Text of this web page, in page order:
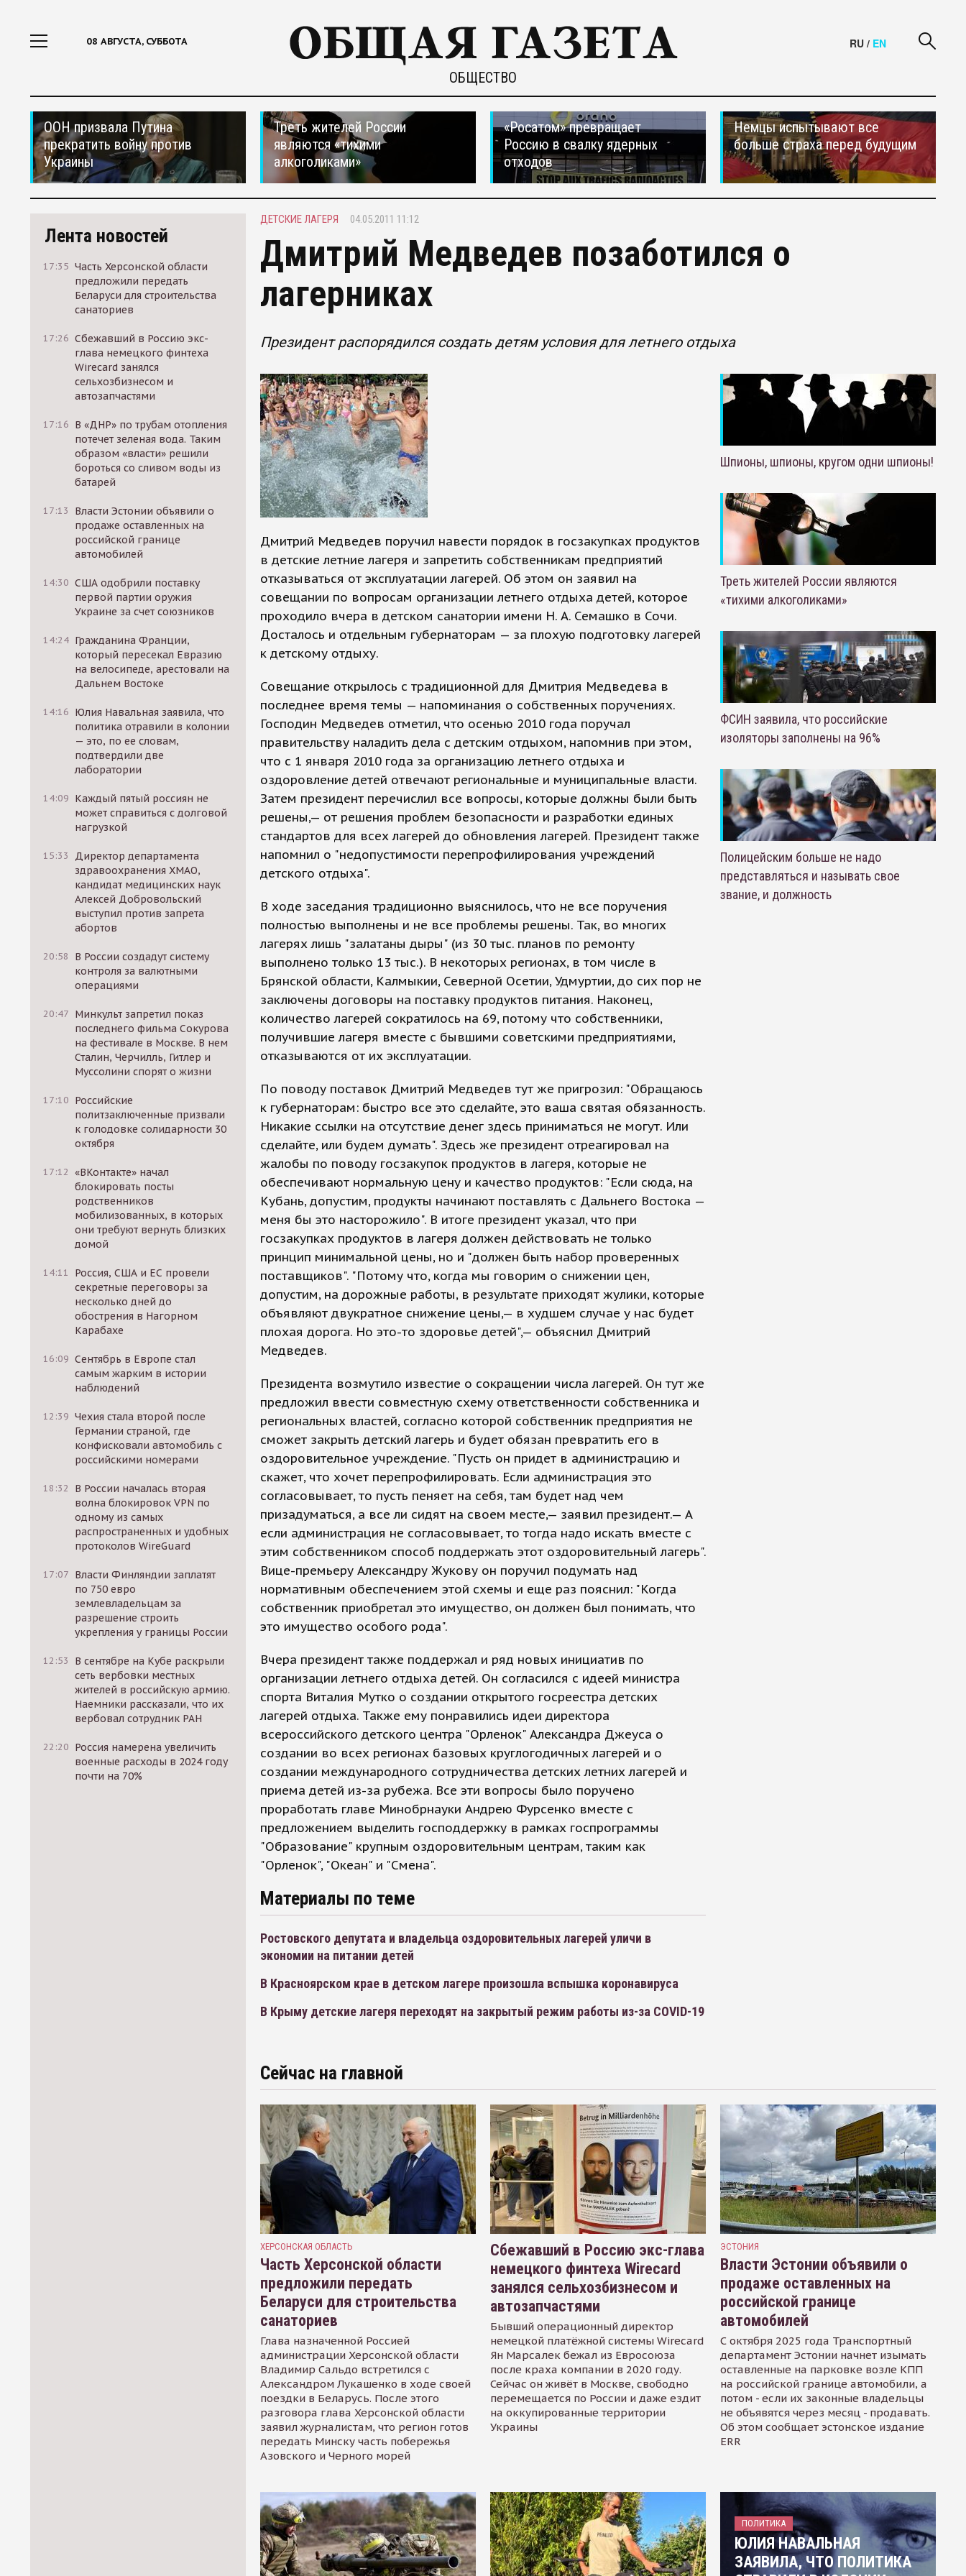
08 АВГУСТА, СУББОТА
ОБЩЕСТВО
RU / EN
ООН призвала Путина
прекратить войну против
Украины
Треть жителей России
являются «тихими
алкоголиками»
«Росатом» превращает
Россию в свалку ядерных
отходов
Немцы испытывают все
больше страха перед будущим
Лента новостей
17:35 Часть Херсонской области
предложили передать
Беларуси для строительства
санаториев
17:26 Сбежавший в Россию экс-
глава немецкого финтеха
Wirecard занялся
сельхозбизнесом и
автозапчастями
17:16 В «ДНР» по трубам отопления
потечет зеленая вода. Таким
образом «власти» решили
бороться со сливом воды из
батарей
17:13
Власти Эстонии объявили о
продаже оставленных на
российской границе
автомобилей
14:30 США одобрили поставку
первой партии оружия
Украине за счет союзников
14:24 Гражданина Франции,
который пересекал Евразию
на велосипеде, арестовали на
Дальнем Востоке
14:16 Юлия Навальная заявила, что
политика отравили в колонии
— это, по ее словам,
подтвердили две
лаборатории
14:09 Каждый пятый россиян не
может справиться с долговой
нагрузкой
15:33
Директор департамента
здравоохранения ХМАО,
кандидат медицинских наук
Алексей Добровольский
выступил против запрета
абортов
20:58
В России создадут систему
контроля за валютными
операциями
20:47 Минкульт запретил показ
последнего фильма Сокурова
на фестивале в Москве. В нем
Сталин, Черчилль, Гитлер и
Муссолини спорят о жизни
17:10 Российские
политзаключенные призвали
к голодовке солидарности 30
октября
17:12 «ВКонтакте» начал
блокировать посты
родственников
мобилизованных, в которых
они требуют вернуть близких
домой
14:11
Россия, США и ЕС провели
секретные переговоры за
несколько дней до
обострения в Нагорном
Карабахе
16:09 Сентябрь в Европе стал
самым жарким в истории
наблюдений
12:39 Чехия стала второй после
Германии страной, где
конфисковали автомобиль с
российскими номерами
18:32
В России началась вторая
волна блокировок VPN по
одному из самых
распространенных и удобных
протоколов WireGuard
17:07 Власти Финляндии заплатят
по 750 евро
землевладельцам за
разрешение строить
укрепления у границы России
12:53
В сентябре на Кубе раскрыли
сеть вербовки местных
жителей в российскую армию.
Наемники рассказали, что их
вербовал сотрудник РАН
22:20 Россия намерена увеличить
военные расходы в 2024 году
почти на 70%
ДЕТСКИЕ ЛАГЕРЯ 04.05.2011 11:12
Дмитрий Медведев позаботился о
лагерниках
Президент распорядился создать детям условия для летнего отдыха
Дмитрий Медведев поручил навести порядок в госзакупках продуктов
в детские летние лагеря и запретить собственникам предприятий
отказываться от эксплуатации лагерей. Об этом он заявил на
совещании по вопросам организации летнего отдыха детей, которое
проходило вчера в детском санатории имени Н. А. Семашко в Сочи.
Досталось и отдельным губернаторам — за плохую подготовку лагерей
к детскому отдыху.
Совещание открылось с традиционной для Дмитрия Медведева в
последнее время темы — напоминания о собственных поручениях.
Господин Медведев отметил, что осенью 2010 года поручал
правительству наладить дела с детским отдыхом, напомнив при этом,
что с 1 января 2010 года за организацию летнего отдыха и
оздоровление детей отвечают региональные и муниципальные власти.
Затем президент перечислил все вопросы, которые должны были быть
решены,— от решения проблем безопасности и разработки единых
стандартов для всех лагерей до обновления лагерей. Президент также
напомнил о "недопустимости перепрофилирования учреждений
детского отдыха".
В ходе заседания традиционно выяснилось, что не все поручения
полностью выполнены и не все проблемы решены. Так, во многих
лагерях лишь "залатаны дыры" (из 30 тыс. планов по ремонту
выполнено только 13 тыс.). В некоторых регионах, в том числе в
Брянской области, Калмыкии, Северной Осетии, Удмуртии, до сих пор не
заключены договоры на поставку продуктов питания. Наконец,
количество лагерей сократилось на 69, потому что собственники,
получившие лагеря вместе с бывшими советскими предприятиями,
отказываются от их эксплуатации.
По поводу поставок Дмитрий Медведев тут же пригрозил: "Обращаюсь
к губернаторам: быстро все это сделайте, это ваша святая обязанность.
Никакие ссылки на отсутствие денег здесь приниматься не могут. Или
сделайте, или будем думать". Здесь же президент отреагировал на
жалобы по поводу госзакупок продуктов в лагеря, которые не
обеспечивают нормальную цену и качество продуктов: "Если сюда, на
Кубань, допустим, продукты начинают поставлять с Дальнего Востока —
меня бы это насторожило". В итоге президент указал, что при
госзакупках продуктов в лагеря должен действовать не только
принцип минимальной цены, но и "должен быть набор проверенных
поставщиков". "Потому что, когда мы говорим о снижении цен,
допустим, на дорожные работы, в результате приходят жулики, которые
объявляют двукратное снижение цены,— в худшем случае у нас будет
плохая дорога. Но это-то здоровье детей",— объяснил Дмитрий
Медведев.
Президента возмутило известие о сокращении числа лагерей. Он тут же
предложил ввести совместную схему ответственности собственника и
региональных властей, согласно которой собственник предприятия не
сможет закрыть детский лагерь и будет обязан превратить его в
оздоровительное учреждение. "Пусть он придет в администрацию и
скажет, что хочет перепрофилировать. Если администрация это
согласовывает, то пусть пеняет на себя, там будет над чем
призадуматься, а все ли сидят на своем месте,— заявил президент.— А
если администрация не согласовывает, то тогда надо искать вместе с
этим собственником способ поддержать этот оздоровительный лагерь".
Вице-премьеру Александру Жукову он поручил подумать над
нормативным обеспечением этой схемы и еще раз пояснил: "Когда
собственник приобретал это имущество, он должен был понимать, что
это имущество особого рода".
Вчера президент также поддержал и ряд новых инициатив по
организации летнего отдыха детей. Он согласился с идеей министра
спорта Виталия Мутко о создании открытого госреестра детских
лагерей отдыха. Также ему понравились идеи директора
всероссийского детского центра "Орленок" Александра Джеуса о
создании во всех регионах базовых круглогодичных лагерей и о
создании международного сотрудничества детских летних лагерей и
приема детей из-за рубежа. Все эти вопросы было поручено
проработать главе Минобрнауки Андрею Фурсенко вместе с
предложением выделить господдержку в рамках госпрограммы
"Образование" крупным оздоровительным центрам, таким как
"Орленок", "Океан" и "Смена".
Материалы по теме
Ростовского депутата и владельца оздоровительных лагерей уличи в
экономии на питании детей
В Красноярском крае в детском лагере произошла вспышка коронавируса
В Крыму детские лагеря переходят на закрытый режим работы из-за COVID-19
Шпионы, шпионы, кругом одни шпионы!
Треть жителей России являются
«тихими алкоголиками»
ФСИН заявила, что российские
изоляторы заполнены на 96%
Полицейским больше не надо
представляться и называть свое
звание, и должность
Сейчас на главной
ХЕРСОНСКАЯ ОБЛАСТЬ
Часть Херсонской области
предложили передать
Беларуси для строительства
санаториев
Глава назначенной Россией
администрации Херсонской области
Владимир Сальдо встретился с
Александром Лукашенко в ходе своей
поездки в Беларусь. После этого
разговора глава Херсонской области
заявил журналистам, что регион готов
передать Минску часть побережья
Азовского и Черного морей
Сбежавший в Россию экс-глава
немецкого финтеха Wirecard
занялся сельхозбизнесом и
автозапчастями
Бывший операционный директор
немецкой платёжной системы Wirecard
Ян Марсалек бежал из Евросоюза
после краха компании в 2020 году.
Сейчас он живёт в Москве, свободно
перемещается по России и даже ездит
на оккупированные территории
Украины
ЭСТОНИЯ
Власти Эстонии объявили о
продаже оставленных на
российской границе
автомобилей
С октября 2025 года Транспортный
департамент Эстонии начнет изымать
оставленные на парковке возле КПП
на российской границе автомобили, а
потом - если их законные владельцы
не объявятся через месяц - продавать.
Об этом сообщает эстонское издание
ERR
ПОЛИТИКА
ЮЛИЯ НАВАЛЬНАЯ
ЗАЯВИЛА, ЧТО ПОЛИТИКА